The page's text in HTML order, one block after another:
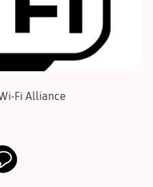
Fi Alliance